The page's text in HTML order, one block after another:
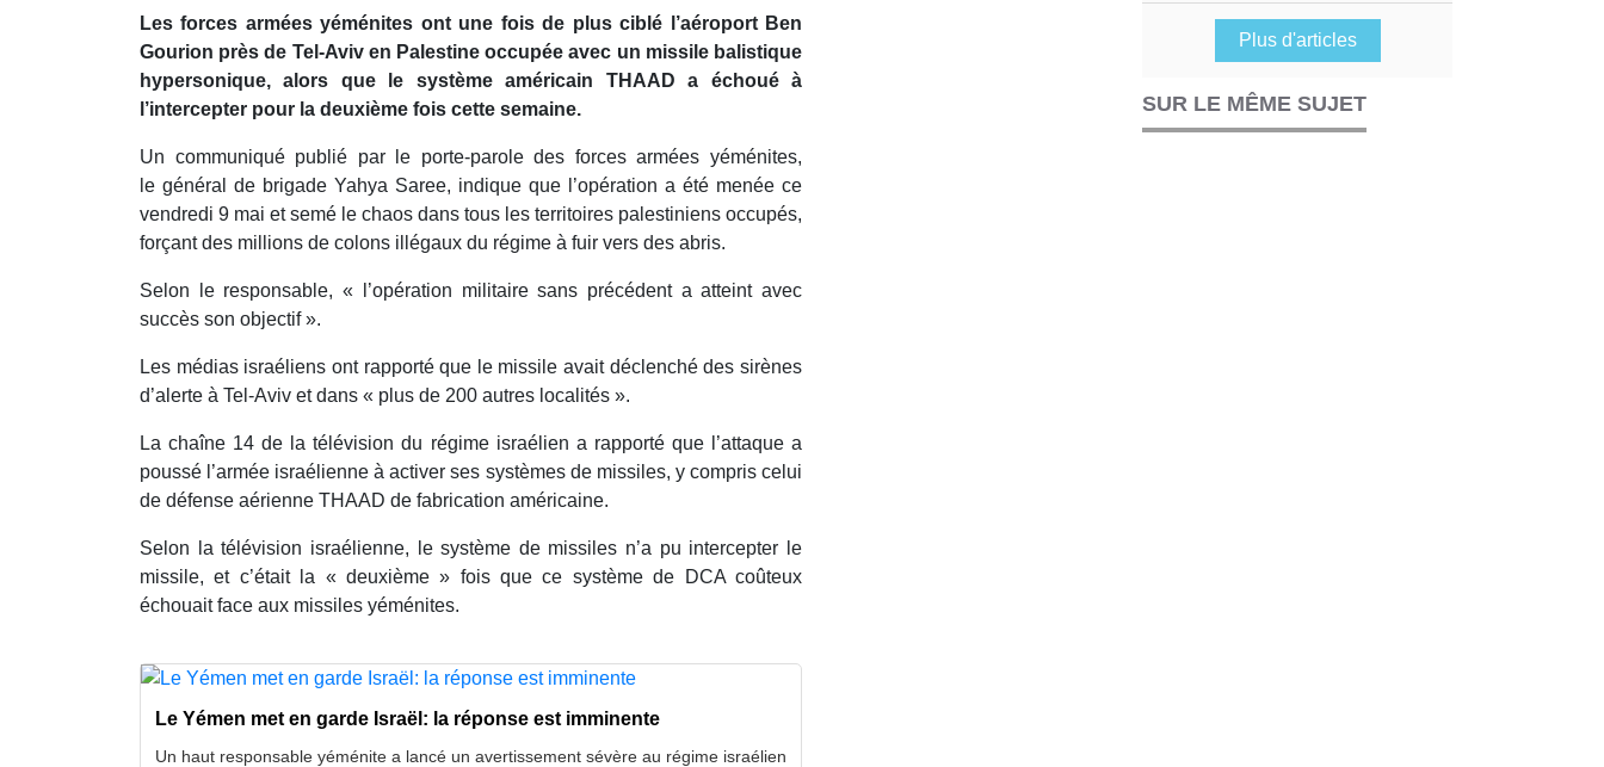
Les forces armées yéménites ont une fois de plus ciblé l’aéroport Ben
Gourion près de Tel-Aviv en Palestine occupée avec un missile balistique
hypersonique, alors que le système américain THAAD a échoué à
l’intercepter pour la deuxième fois cette semaine.
Un communiqué publié par le porte-parole des forces armées yéménites,
le général de brigade Yahya Saree, indique que l’opération a été menée ce
vendredi 9 mai et semé le chaos dans tous les territoires palestiniens occupés,
forçant des millions de colons illégaux du régime à fuir vers des abris.
Selon le responsable, « l’opération militaire sans précédent a atteint avec
succès son objectif ».
Les médias israéliens ont rapporté que le missile avait déclenché des sirènes
d’alerte à Tel-Aviv et dans « plus de 200 autres localités ».
La chaîne 14 de la télévision du régime israélien a rapporté que l’attaque a
poussé l’armée israélienne à activer ses systèmes de missiles, y compris celui
de défense aérienne THAAD de fabrication américaine.
Selon la télévision israélienne, le système de missiles n’a pu intercepter le
missile, et c’était la « deuxième » fois que ce système de DCA coûteux
échouait face aux missiles yéménites.
Le Yémen met en garde Israël: la réponse est imminente
Un haut responsable yéménite a lancé un avertissement sévère au régime israélien
Plus d'articles
SUR LE MÊME SUJET